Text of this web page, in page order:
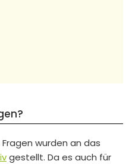
wurden an das
gestellt. Da es auch für